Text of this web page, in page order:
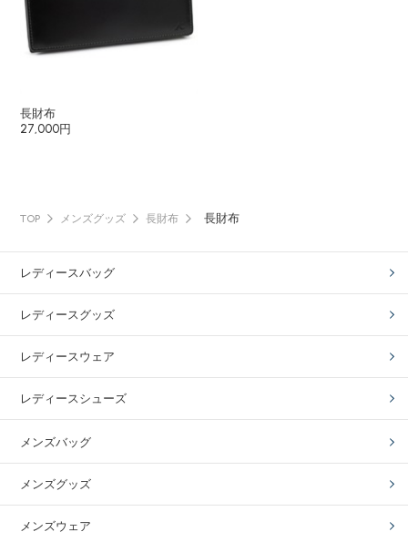
長財布
27,000円
TOP メンズグッズ 長財布 長財布
レディースバッグ
レディースグッズ
レディースウェア
レディースシューズ
メンズバッグ
メンズグッズ
メンズウェア